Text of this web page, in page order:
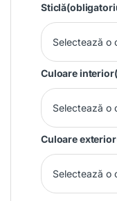
Sticlă
Culoare interior
Culoare exterior